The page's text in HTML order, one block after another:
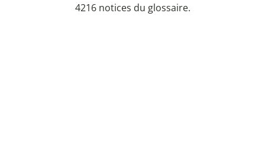
4216 notices du glossaire.